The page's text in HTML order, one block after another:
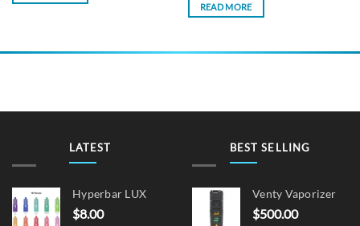
READ MORE
LATEST
Hyperbar LUX
$8.00
BEST SELLING
Venty Vaporizer
$500.00